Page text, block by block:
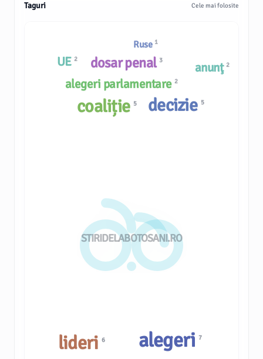
Taguri Cele mai folosite
STIRIDELABOTOSANI.RO
Ruse 1
coaliție 5
alegeri parlamentare 2
decizie 5
lideri6
dosar penal 3
alegeri7
UE 2
anunţ 2